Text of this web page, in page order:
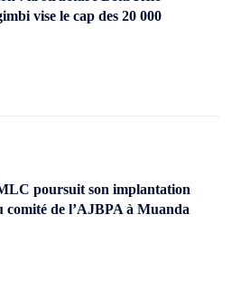
vise le cap des 20 000
poursuit son implantation
comité de l’AJBPA à Muanda